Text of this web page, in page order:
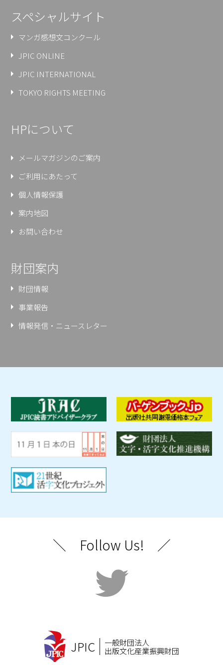
スペシャルサイト
マンガ感想文コンクール
JPIC ONLINE
JPIC INTERNATIONAL
TOKYO RIGHTS MEETING
HPについて
メールマガジンのご案内
ご利用にあたって
個人情報保護
案内地図
お問い合わせ
財団案内
財団情報
事業報告
情報発信・ニュースレター
＼ Follow Us! ／
JPIC
一般財団法人
出版文化産業振興財団